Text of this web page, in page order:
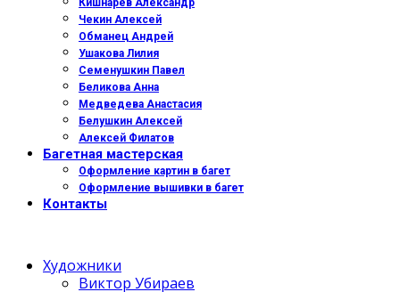
Кишнарёв Александр
Чекин Алексей
Обманец Андрей
Ушакова Лилия
Семенушкин Павел
Беликова Анна
Медведева Анастасия
Белушкин Алексей
Алексей Филатов
Багетная мастерская
Оформление картин в багет
Оформление вышивки в багет
Контакты
Художники
Виктор Убираев